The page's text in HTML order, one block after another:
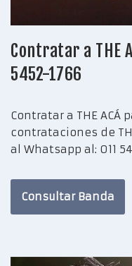
Contratar a THE
5452-1766
Contratar a THE ACÁ
contrataciones de
al Whatsapp al: 011
Consultar Banda